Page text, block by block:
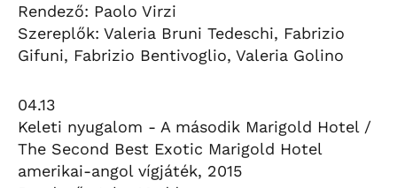
Rendező: Paolo Virzi
Szereplők: Valeria Bruni Tedeschi, Fabrizio
Gifuni, Fabrizio Bentivoglio, Valeria Golino
04.13
Keleti nyugalom - A második Marigold Hotel /
The Second Best Exotic Marigold Hotel
amerikai-angol vígjáték, 2015